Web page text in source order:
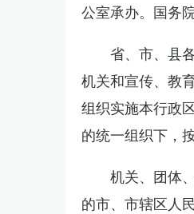
公室承办。国务
省、市、县
机关和宣传、教
组织实施本行政
的统一组织下，
机关、团体
的市、市辖区人